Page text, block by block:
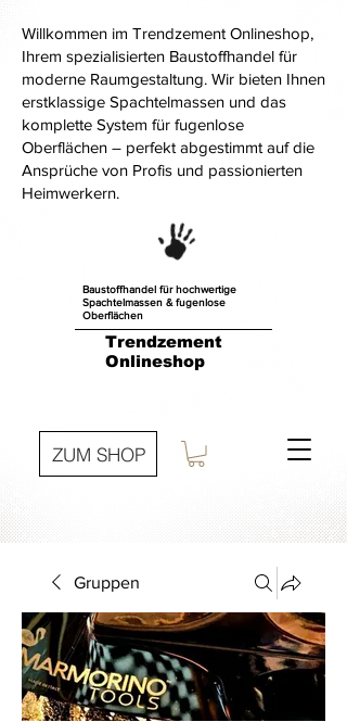
Baustoffhandel für hochwertige
Spachtelmassen & fugenlose
Oberflächen
Trendzement
Onlineshop
ZUM SHOP
Willkommen im Trendzement Onlineshop,
Ihrem spezialisierten Baustoffhandel für
moderne Raumgestaltung. Wir bieten Ihnen
erstklassige Spachtelmassen und das
komplette System für fugenlose
Oberflächen – perfekt abgestimmt auf die
Ansprüche von Profis und passionierten
Heimwerkern.
Gruppen